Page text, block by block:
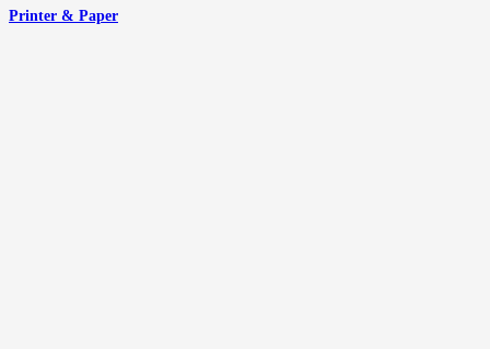
Printer & Paper